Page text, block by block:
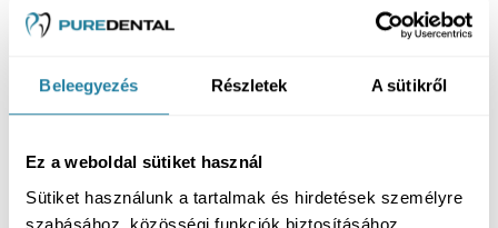
Beleegyezés Részletek A sütikről
Ez a weboldal sütiket használ
Sütiket használunk a tartalmak és hirdetések személyre
szabásához, közösségi funkciók biztosításához,
fogeltávolítás – mit érdemes tudni róla?
érdemes tudni róla?